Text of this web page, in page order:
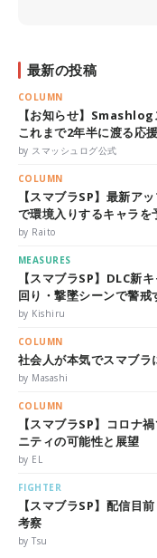
最新の投稿
COLUMN
【お知らせ】Smashlog
これまで2年半に渡る応
by スマッシュログ公式
COLUMN
【スマブラSP】最新ア
で環境入りするキャラを
by Raito
MEASURES
【スマブラSP】DLC新
回り・撃墜シーンで警戒
by Kishiru
COLUMN
社会人が本気でスマブ
by Masashi
COLUMN
【スマブラSP】コロナ
ニティの可能性と展望
by EL
FIGHTER
【スマブラSP】配信目
考察
by Tsu